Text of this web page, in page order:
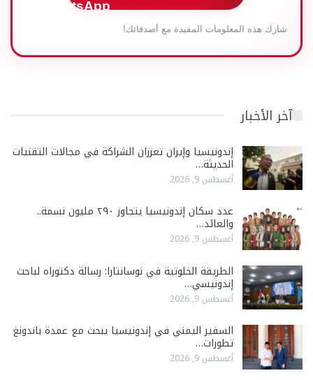
شارك هذه المعلومات المفيدة مع أصدقائك!
آخر الأخبار
إندونيسيا وإيران تعززان الشراكة في مجالات التقنيات
الحديثة…
أغسطس 9, 2026
عدد سكان إندونيسيا يتجاوز ٢٩٠ مليون نسمة..
والعائد…
أغسطس 9, 2026
الطريقة الخلوتية في نوسانتارا: رسالة دكتوراه لباحث
إندونيسي…
أغسطس 9, 2026
السفير اليمني في إندونيسيا يبحث مع عمدة باندونغ
تطورات…
أغسطس 9, 2026